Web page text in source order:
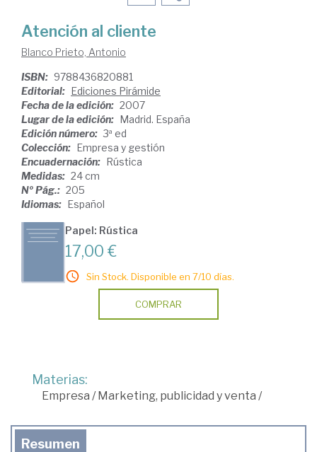
Atención al cliente
Blanco Prieto, Antonio
ISBN: 9788436820881
Editorial: Ediciones Pirámide
Fecha de la edición: 2007
Lugar de la edición: Madrid. España
Edición número: 3ª ed
Colección: Empresa y gestión
Encuadernación: Rústica
Medidas: 24 cm
Nº Pág.: 205
Idiomas: Español
Papel: Rústica
17,00 €
Sin Stock. Disponible en 7/10 días.
COMPRAR
Materias:
Empresa /Marketing, publicidad y venta /
Resumen